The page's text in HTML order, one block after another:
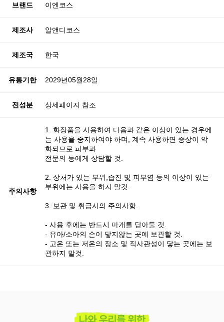
브랜드 이엔코스
제조사 알앤디코스
제조국 한국
유통기한 2029년05월28일
전성분 상세페이지 참조
주의사항
1. 화장품을 사용하여 다음과 같은 이상이 있는 경우에
는 사용을 중지하여야 하며, 계속 사용하면 증상이 악
화되므로 피부과
전문의 등에게 상담할 것.
2. 상처가 있는 부위,습진 및 피부염 등의 이상이 있는
부위에는 사용을 하지 말것.
3. 보관 및 취급시의 주의사항.
- 사용 후에는 반드시 마개를 닫아둘 것.
- 유아/소아의 손이 닿지않는 곳에 보관할 것.
- 고온 또는 저온의 장소 및 직사관성이 닿는 곳에는 보
관하지 말것.